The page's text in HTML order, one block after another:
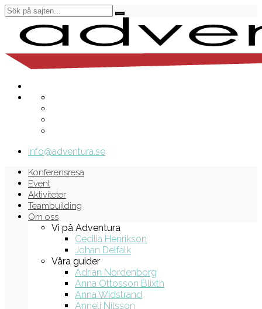
info@adventura.se
Konferensresa
Event
Aktiviteter
Teambuilding
Om oss
Vi på Adventura
Cecilia Henrikson
Johan Delfalk
Våra guider
Adrian Nordenborg
Anna Ottosson Blixth
Anna Widstrand
Anneli Nilsson